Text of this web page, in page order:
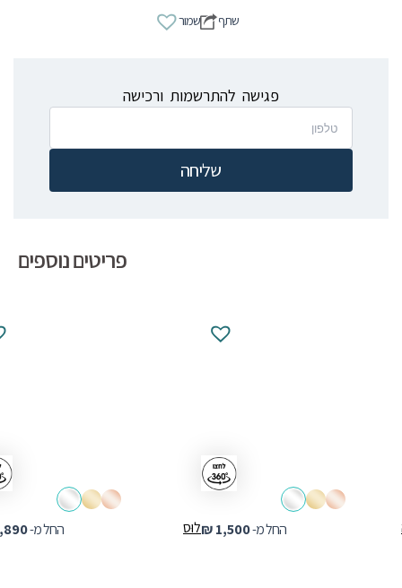
שמור שתף
פגישה להתרשמות ורכישה
שליחה
פריטים נוספים
החל מ- לוּס החל מ- ₪1,500